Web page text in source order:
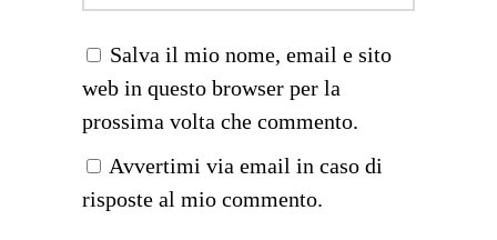
Salva il mio nome, email e sito
web in questo browser per la
prossima volta che commento.
Avvertimi via email in caso di
risposte al mio commento.